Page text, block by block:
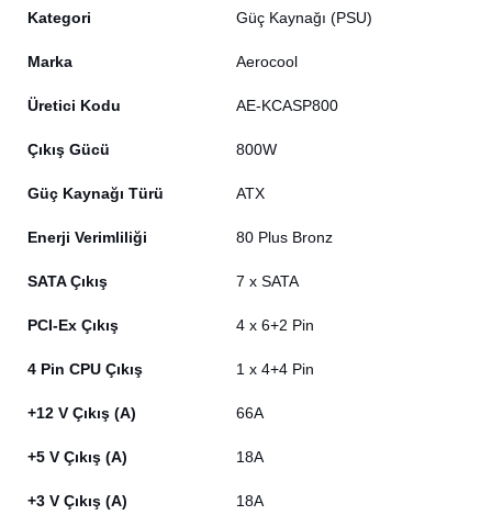
Kategori Güç Kaynağı (PSU)
Marka Aerocool
Üretici Kodu AE-KCASP800
Çıkış Gücü 800W
Güç Kaynağı Türü ATX
Enerji Verimliliği 80 Plus Bronz
SATA Çıkış 7 x SATA
PCI-Ex Çıkış 4 x 6+2 Pin
4 Pin CPU Çıkış 1 x 4+4 Pin
+12 V Çıkış (A) 66A
+5 V Çıkış (A) 18A
+3 V Çıkış (A) 18A